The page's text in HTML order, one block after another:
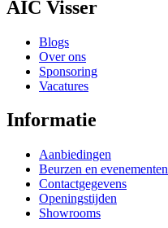
AIC Visser
Blogs
Over ons
Sponsoring
Vacatures
Informatie
Aanbiedingen
Beurzen en evenementen
Contactgegevens
Openingstijden
Showrooms